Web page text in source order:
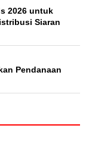
2026 untuk
Siaran
Pendanaan